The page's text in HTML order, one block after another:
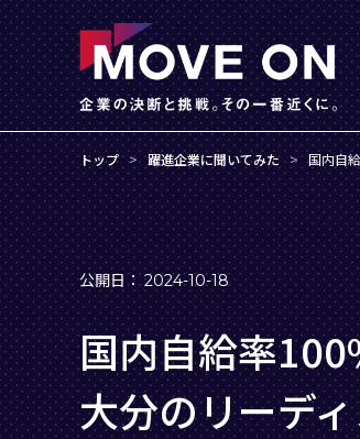
トップ > 躍進企業に聞いてみた > 国内自
2024-10-18
国内自給率
大分のリーデ